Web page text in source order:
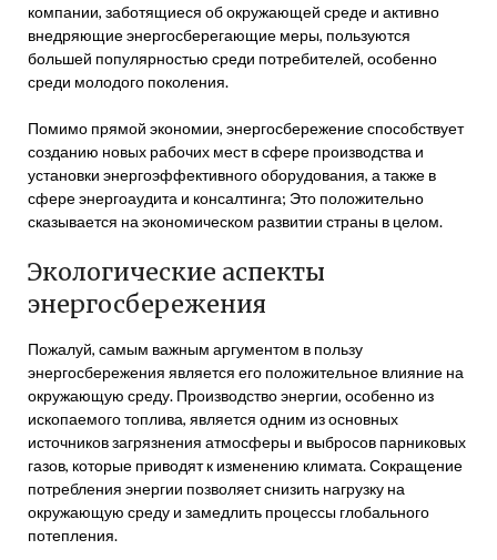
компании, заботящиеся об окружающей среде и активно
внедряющие энергосберегающие меры, пользуются
большей популярностью среди потребителей, особенно
среди молодого поколения.
Помимо прямой экономии, энергосбережение способствует
созданию новых рабочих мест в сфере производства и
установки энергоэффективного оборудования, а также в
сфере энергоаудита и консалтинга; Это положительно
сказывается на экономическом развитии страны в целом.
Экологические аспекты
энергосбережения
Пожалуй, самым важным аргументом в пользу
энергосбережения является его положительное влияние на
окружающую среду. Производство энергии, особенно из
ископаемого топлива, является одним из основных
источников загрязнения атмосферы и выбросов парниковых
газов, которые приводят к изменению климата. Сокращение
потребления энергии позволяет снизить нагрузку на
окружающую среду и замедлить процессы глобального
потепления.